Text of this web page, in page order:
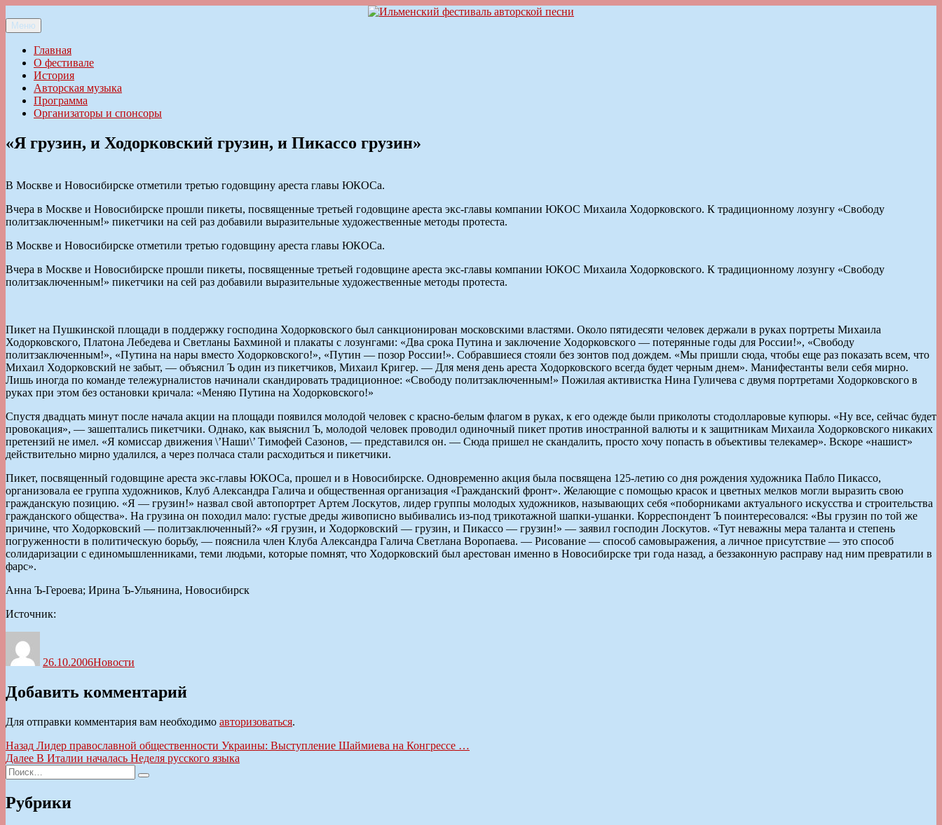
к
содержимому
Ильменский фестиваль авторской песни
Меню
Главная
О фестивале
История
Авторская музыка
Программа
Организаторы и спонсоры
«Я грузин, и Ходорковский грузин, и Пикассо грузин»
В Москве и Новосибирске отметили третью годовщину ареста главы ЮКОСа.
Вчера в Москве и Новосибирске прошли пикеты, посвященные третьей годовщине ареста экс-главы компании ЮКОС Михаила Ходорковского. К традиционному лозунгу «Свободу
политзаключенным!» пикетчики на сей раз добавили выразительные художественные методы протеста.
В Москве и Новосибирске отметили третью годовщину ареста главы ЮКОСа.
Вчера в Москве и Новосибирске прошли пикеты, посвященные третьей годовщине ареста экс-главы компании ЮКОС Михаила Ходорковского. К традиционному лозунгу «Свободу
политзаключенным!» пикетчики на сей раз добавили выразительные художественные методы протеста.
Пикет на Пушкинской площади в поддержку господина Ходорковского был санкционирован московскими властями. Около пятидесяти человек держали в руках портреты Михаила
Ходорковского, Платона Лебедева и Светланы Бахминой и плакаты с лозунгами: «Два срока Путина и заключение Ходорковского — потерянные годы для России!», «Свободу
политзаключенным!», «Путина на нары вместо Ходорковского!», «Путин — позор России!». Собравшиеся стояли без зонтов под дождем. «Мы пришли сюда, чтобы еще раз показать всем, что
Михаил Ходорковский не забыт, — объяснил Ъ один из пикетчиков, Михаил Кригер. — Для меня день ареста Ходорковского всегда будет черным днем». Манифестанты вели себя мирно.
Лишь иногда по команде тележурналистов начинали скандировать традиционное: «Свободу политзаключенным!» Пожилая активистка Нина Гуличева с двумя портретами Ходорковского в
руках при этом без остановки кричала: «Меняю Путина на Ходорковского!»
Спустя двадцать минут после начала акции на площади появился молодой человек с красно-белым флагом в руках, к его одежде были приколоты стодолларовые купюры. «Ну все, сейчас будет
провокация», — зашептались пикетчики. Однако, как выяснил Ъ, молодой человек проводил одиночный пикет против иностранной валюты и к защитникам Михаила Ходорковского никаких
претензий не имел. «Я комиссар движения \’Наши\’ Тимофей Сазонов, — представился он. — Сюда пришел не скандалить, просто хочу попасть в объективы телекамер». Вскоре «нашист»
действительно мирно удалился, а через полчаса стали расходиться и пикетчики.
Пикет, посвященный годовщине ареста экс-главы ЮКОСа, прошел и в Новосибирске. Одновременно акция была посвящена 125-летию со дня рождения художника Пабло Пикассо,
организовала ее группа художников, Клуб Александра Галича и общественная организация «Гражданский фронт». Желающие с помощью красок и цветных мелков могли выразить свою
гражданскую позицию. «Я — грузин!» назвал свой автопортрет Артем Лоскутов, лидер группы молодых художников, называющих себя «поборниками актуального искусства и строительства
гражданского общества». На грузина он походил мало: густые дреды живописно выбивались из-под трикотажной шапки-ушанки. Корреспондент Ъ поинтересовался: «Вы грузин по той же
причине, что Ходорковский — политзаключенный?» «Я грузин, и Ходорковский — грузин, и Пикассо — грузин!» — заявил господин Лоскутов. «Тут неважны мера таланта и степень
погруженности в политическую борьбу, — пояснила член Клуба Александра Галича Светлана Воропаева. — Рисование — способ самовыражения, а личное присутствие — это способ
солидаризации с единомышленниками, теми людьми, которые помнят, что Ходорковский был арестован именно в Новосибирске три года назад, а беззаконную расправу над ним превратили в
фарс».
Анна Ъ-Героева; Ирина Ъ-Ульянина, Новосибирск
Источник:
26.10.2006Новости
Добавить комментарий
Для отправки комментария вам необходимо авторизоваться.
Навигация
по
записям
Назад Предыдущая
запись:
Лидер православной общественности Украины: Выступление Шаймиева на Конгрессе …
Далее Следующая
В Италии началась Неделя русского языка
Искать:
Поиск
Рубрики